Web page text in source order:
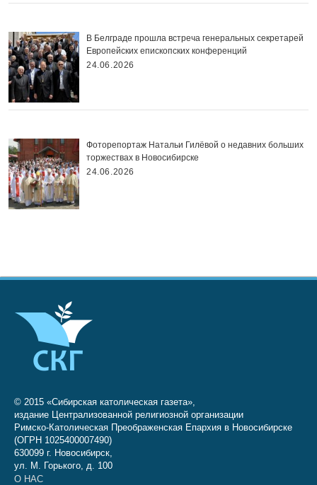
В Белграде прошла встреча генеральных секретарей
Европейских епископских конференций
24.06.2026
Фоторепортаж Натальи Гилёвой о недавних больших
торжествах в Новосибирске
24.06.2026
© 2015 «Сибирская католическая газета»,
издание Централизованной религиозной организации
Римско-Католическая Преображенская Епархия в Новосибирске
(ОГРН 1025400007490)
630099 г. Новосибирск,
ул. М. Горького, д. 100
О НАС